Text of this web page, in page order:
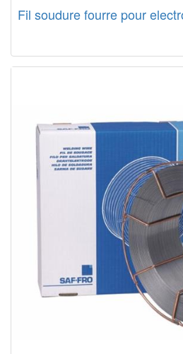
Fil soudure fourre pour